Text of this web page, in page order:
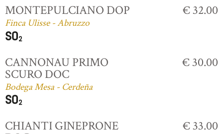
MONTEPULCIANO DOP
Finca Ulisse - Abruzzo
€ 32.00
CANNONAU PRIMO
SCURO DOC
Bodega Mesa - Cerdeña
€ 30.00
CHIANTI GINEPRONE € 33.00